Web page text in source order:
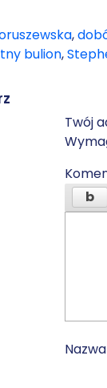
,
bulion,
Twój
Nazwa